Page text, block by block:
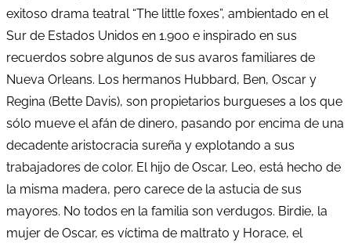
exitoso drama teatral “The little foxes”, ambientado en el
Sur de Estados Unidos en 1.900 e inspirado en sus
recuerdos sobre algunos de sus avaros familiares de
Nueva Orleans. Los hermanos Hubbard, Ben, Oscar y
Regina (Bette Davis), son propietarios burgueses a los que
sólo mueve el afán de dinero, pasando por encima de una
decadente aristocracia sureña y explotando a sus
trabajadores de color. El hijo de Oscar, Leo, está hecho de
la misma madera, pero carece de la astucia de sus
mayores. No todos en la familia son verdugos. Birdie, la
mujer de Oscar, es víctima de maltrato y Horace, el